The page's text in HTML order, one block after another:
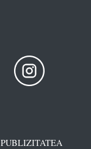
PUBLIZITATEA